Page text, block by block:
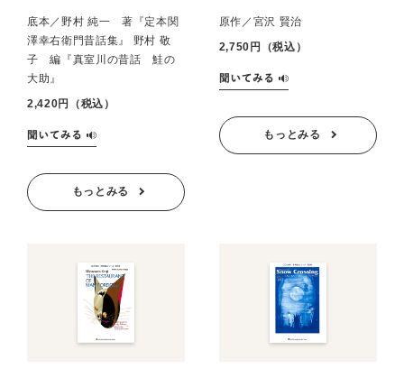
底本／野村 純一 著『定本関
澤幸右衛門昔話集』 野村 敬
子 編『真室川の昔話 鮭の
大助』
2,420円（税込）
もっとみる
原作／宮沢 賢治
2,750円（税込）
もっとみる